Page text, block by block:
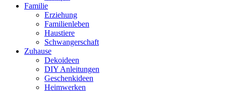
Familie
Erziehung
Familienleben
Haustiere
Schwangerschaft
Zuhause
Dekoideen
DIY Anleitungen
Geschenkideen
Heimwerken